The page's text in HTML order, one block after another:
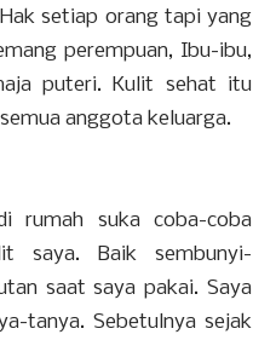
setiap orang tapi yang
perempuan, Ibu-ibu,
puteri. Kulit sehat itu
anggota keluarga.
rumah suka coba-coba
saya. Baik sembunyi-
saat saya pakai. Saya
tanya. Sebetulnya sejak